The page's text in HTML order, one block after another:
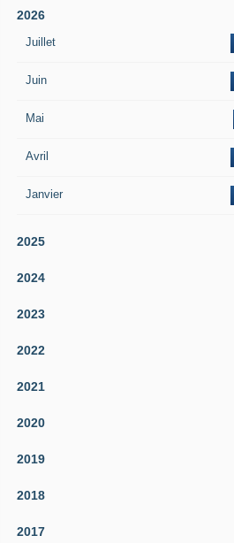
2026
Juillet
Juin
Mai
Avril
Janvier
2025
2024
2023
2022
2021
2020
2019
2018
2017